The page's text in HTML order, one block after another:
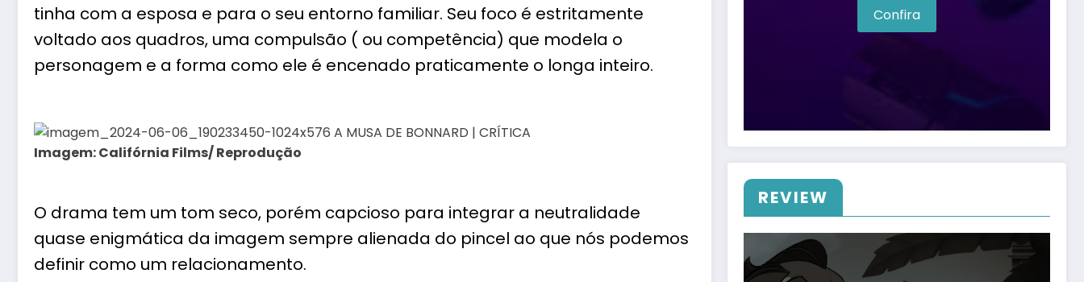
tinha com a esposa e para o seu entorno familiar. Seu foco é estritamente
voltado aos quadros, uma compulsão ( ou competência) que modela o
personagem e a forma como ele é encenado praticamente o longa inteiro.
Imagem: Califórnia Films/ Reprodução
O drama tem um tom seco, porém capcioso para integrar a neutralidade
quase enigmática da imagem sempre alienada do pincel ao que nós podemos
definir como um relacionamento.
Confira
REVIEW